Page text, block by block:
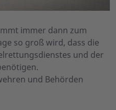
immer dann zum
so groß wird, dass die
und der
und Behörden